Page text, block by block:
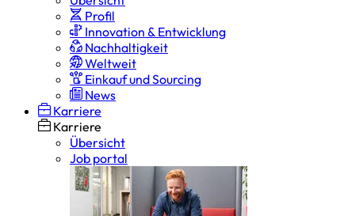
Profil
Innovation & Entwicklung
Nachhaltigkeit
Weltweit
Einkauf und Sourcing
News
Karriere
Karriere
Übersicht
Job portal